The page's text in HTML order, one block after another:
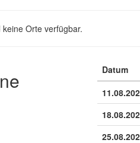
Orte verfügbar.
Datum